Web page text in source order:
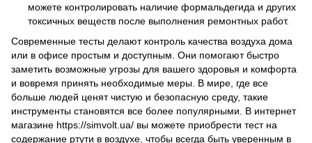
можете контролировать наличие формальдегида и других
токсичных веществ после выполнения ремонтных работ.
Современные тесты делают контроль качества воздуха дома
или в офисе простым и доступным. Они помогают быстро
заметить возможные угрозы для вашего здоровья и комфорта
и вовремя принять необходимые меры. В мире, где все
больше людей ценят чистую и безопасную среду, такие
инструменты становятся все более популярными. В интернет
магазине https://simvolt.ua/ вы можете приобрести тест на
содержание ртути в воздухе, чтобы всегда быть уверенным в